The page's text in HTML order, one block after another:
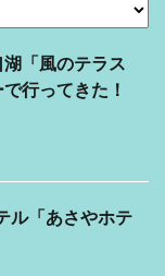
供の機嫌にビク
がら買い物する
いですし。 私が
「風のテラス
行ってきた！
「あさやホテ